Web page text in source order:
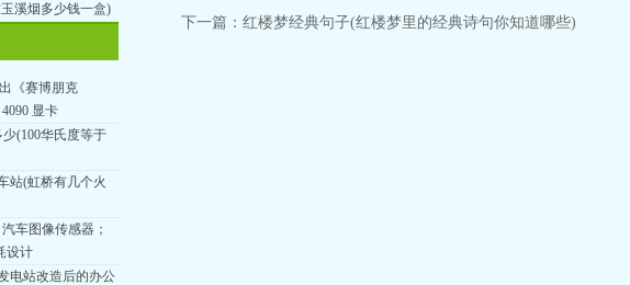
溪烟多少钱一盒)
《赛博朋克
显卡
(100华氏度等于
站(虹桥有几个火
车图像传感器；
设计
电站改造后的办公
下一篇： 红楼梦经典句子(红楼梦里的经典诗句你知道哪些)